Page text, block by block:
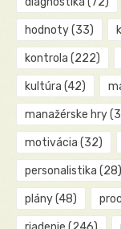
hodnoty(33)
kontrola (222)
kultúra (42)
manažérske hry
motivácia (32)
personalistika (28)
plány(48)